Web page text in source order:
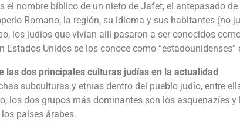
el nombre bíblico de un nieto de Jafet, el antepasado
Romano, la región, su idioma y sus habitantes (no
los judíos que vivían allí pasaron a ser conocidos
Estados Unidos se los conoce como
las dos principales culturas judías en la actualidad
subculturas y etnias dentro del pueblo judío, entre
los dos grupos más dominantes son los asquenazíes
países árabes.